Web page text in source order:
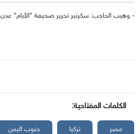
- وهيب الحاجب: سكرتير تحرير صحيفة "الأيام" عدن
الكلمات المفتاحية:
مصر تركيا جنوب اليمن